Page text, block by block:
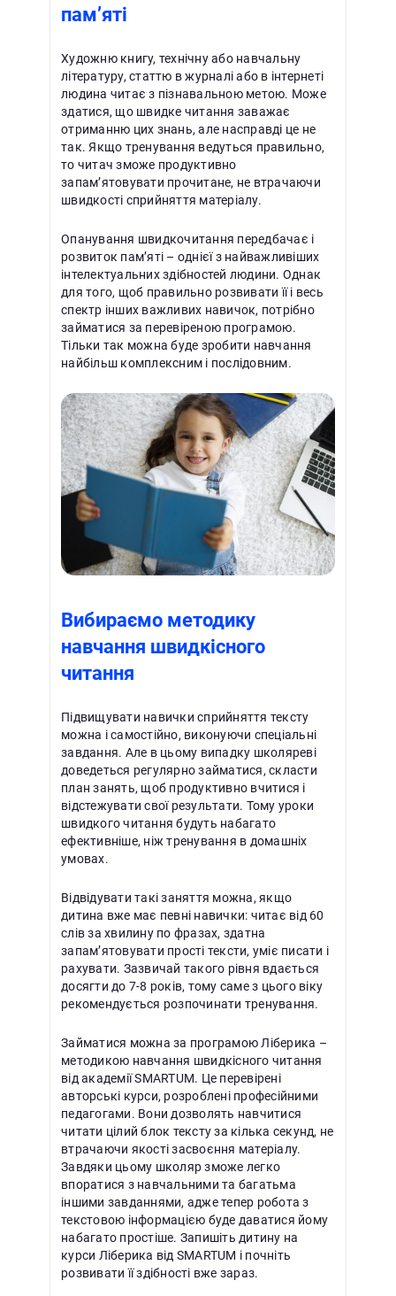
пам’яті
Художню книгу, технічну або навчальну
літературу, статтю в журналі або в інтернеті
людина читає з пізнавальною метою. Може
здатися, що швидке читання заважає
отриманню цих знань, але насправді це не
так. Якщо тренування ведуться правильно,
то читач зможе продуктивно
запам’ятовувати прочитане, не втрачаючи
швидкості сприйняття матеріалу.
Опанування швидкочитання передбачає і
розвиток пам’яті – однієї з найважливіших
інтелектуальних здібностей людини. Однак
для того, щоб правильно розвивати її і весь
спектр інших важливих навичок, потрібно
займатися за перевіреною програмою.
Тільки так можна буде зробити навчання
найбільш комплексним і послідовним.
Вибираємо методику
навчання швидкісного
читання
Підвищувати навички сприйняття тексту
можна і самостійно, виконуючи спеціальні
завдання. Але в цьому випадку школяреві
доведеться регулярно займатися, скласти
план занять, щоб продуктивно вчитися і
відстежувати свої результати. Тому уроки
швидкого читання будуть набагато
ефективніше, ніж тренування в домашніх
умовах.
Відвідувати такі заняття можна, якщо
дитина вже має певні навички: читає від 60
слів за хвилину по фразах, здатна
запам’ятовувати прості тексти, уміє писати і
рахувати. Зазвичай такого рівня вдається
досягти до 7-8 років, тому саме з цього віку
рекомендується розпочинати тренування.
Займатися можна за програмою Ліберика –
методикою навчання швидкісного читання
від академії SMARTUM. Це перевірені
авторські курси, розроблені професійними
педагогами. Вони дозволять навчитися
читати цілий блок тексту за кілька секунд, не
втрачаючи якості засвоєння матеріалу.
Завдяки цьому школяр зможе легко
впоратися з навчальними та багатьма
іншими завданнями, адже тепер робота з
текстовою інформацією буде даватися йому
набагато простіше. Запишіть дитину на
курси Ліберика від SMARTUM і почніть
розвивати її здібності вже зараз.